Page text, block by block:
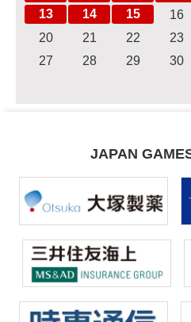
13
14 15 16
20
21 22 23
27
28 29 30
JAPAN